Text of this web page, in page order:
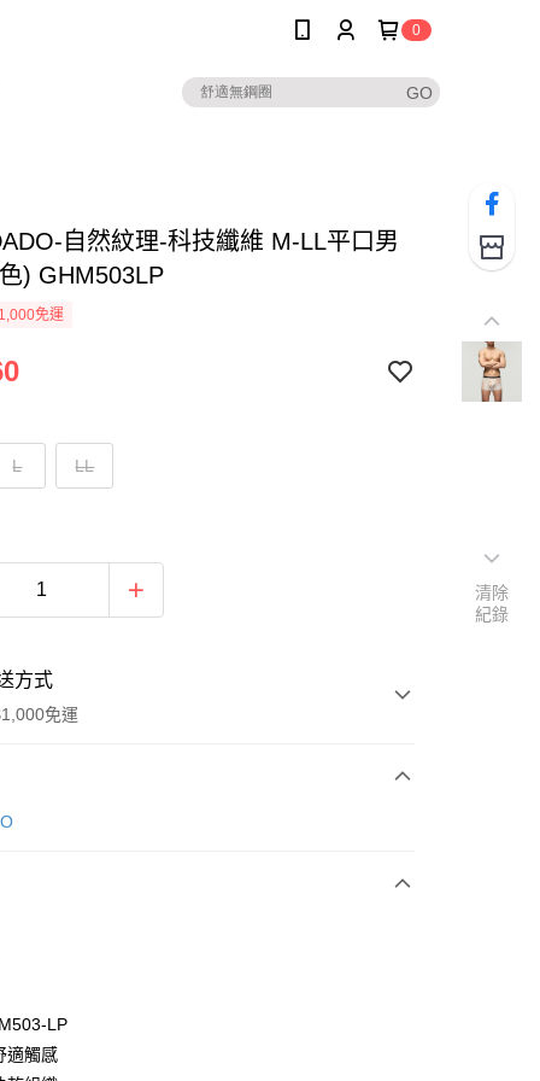
0
自然紋理-科技纖維 M-LL平口男
) GHM503LP
免運
L LL
方式
免運
款
LP
適觸感
清除
紀錄